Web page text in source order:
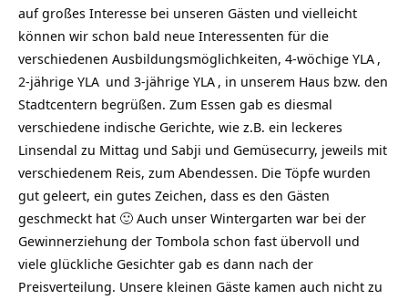
auf großes Interesse bei unseren Gästen und vielleicht
können wir schon bald neue Interessenten für die
verschiedenen Ausbildungsmöglichkeiten, 4-wöchige YLA ,
2-jährige YLA und 3-jährige YLA , in unserem Haus bzw. den
Stadtcentern begrüßen. Zum Essen gab es diesmal
verschiedene indische Gerichte, wie z.B. ein leckeres
Linsendal zu Mittag und Sabji und Gemüsecurry, jeweils mit
verschiedenem Reis, zum Abendessen. Die Töpfe wurden
gut geleert, ein gutes Zeichen, dass es den Gästen
geschmeckt hat 🙂 Auch unser Wintergarten war bei der
Gewinnerziehung der Tombola schon fast übervoll und
viele glückliche Gesichter gab es dann nach der
Preisverteilung. Unsere kleinen Gäste kamen auch nicht zu